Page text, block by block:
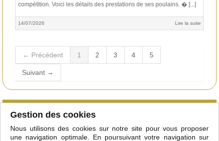
compétition. Voici les détails des prestations de ses poulains. � [...]
14/07/2026 Lire la suite
← Précédent 1 2 3 4 5
Suivant →
Qu'est-ce que le club
Courtiers/étalonniers
Adhérer
Mentions légales
Gestion des cookies
Nous utilisons des cookies sur notre site pour vous proposer
une navigation optimale. En poursuivant votre navigation sur